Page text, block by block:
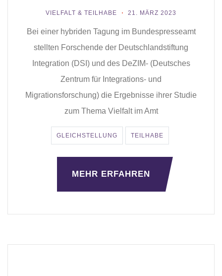
VIELFALT & TEILHABE 21. MÄRZ 2023
Bei einer hybriden Tagung im Bundespresseamt
stellten Forschende der Deutschlandstiftung
Integration (DSI) und des DeZIM- (Deutsches
Zentrum für Integrations- und
Migrationsforschung) die Ergebnisse ihrer Studie
zum Thema Vielfalt im Amt
GLEICHSTELLUNG TEILHABE
MEHR ERFAHREN